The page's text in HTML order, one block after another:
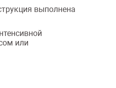
выполнена
или